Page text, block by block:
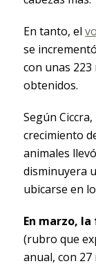
En tanto, el
se
con unas
obtenidos.
Según
crecimiento
animales
disminuyera
ubicarse en
En marzo,
(rubro que
anual, con